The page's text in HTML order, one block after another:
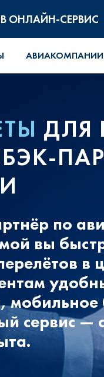
ОНЛАЙН-СЕРВИС
АВИАКОМПАНИИ
ДЛЯ
по
вы
в
сервис —